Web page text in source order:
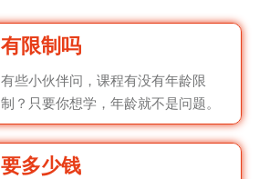
有限制吗
有些小伙伴问，课程有没有年龄限
制？只要你想学，年龄就不是问题。
要多少钱